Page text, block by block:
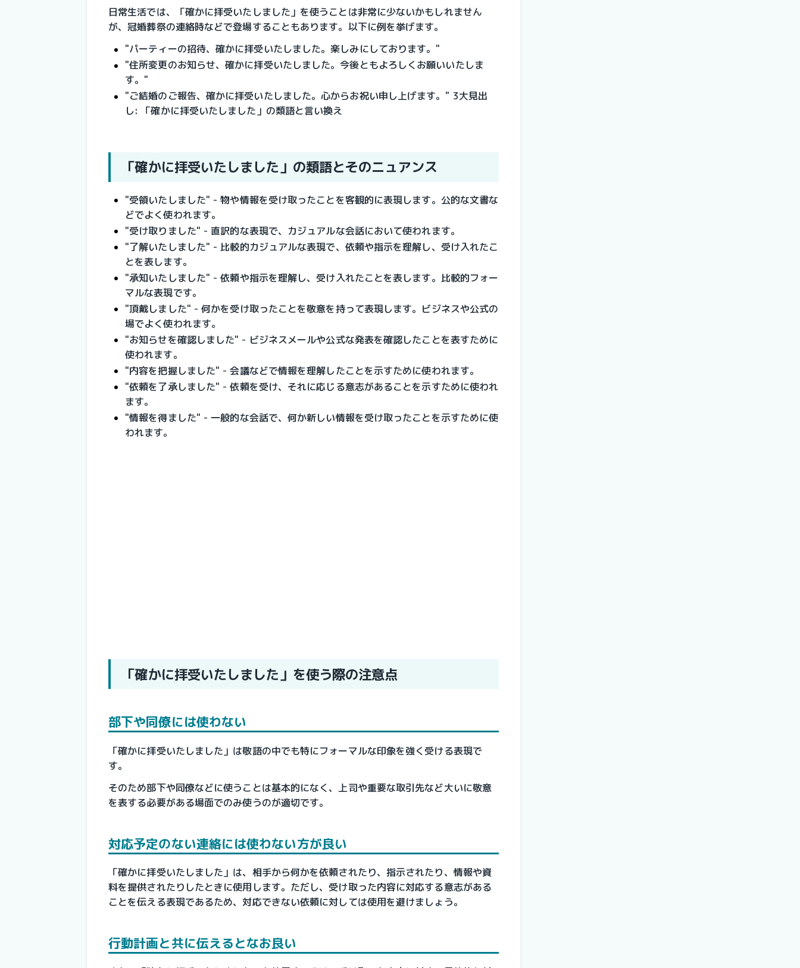
日常生活では、「確かに拝受いたしました」を使うことは非常に少ないかもしれません
が、冠婚葬祭の連絡時などで登場することもあります。以下に例を挙げます。
"パーティーの招待、確かに拝受いたしました。楽しみにしております。"
"住所変更のお知らせ、確かに拝受いたしました。今後ともよろしくお願いいたしま
す。"
"ご結婚のご報告、確かに拝受いたしました。心からお祝い申し上げます。" 3大見出
し: 「確かに拝受いたしました」の類語と言い換え
「確かに拝受いたしました」の類語とそのニュアンス
"受領いたしました" - 物や情報を受け取ったことを客観的に表現します。公的な文書な
どでよく使われます。
"受け取りました" - 直訳的な表現で、カジュアルな会話において使われます。
"了解いたしました" - 比較的カジュアルな表現で、依頼や指示を理解し、受け入れたこ
とを表します。
"承知いたしました" - 依頼や指示を理解し、受け入れたことを表します。比較的フォー
マルな表現です。
"頂戴しました" - 何かを受け取ったことを敬意を持って表現します。ビジネスや公式の
場でよく使われます。
"お知らせを確認しました" - ビジネスメールや公式な発表を確認したことを表すために
使われます。
"内容を把握しました" - 会議などで情報を理解したことを示すために使われます。
"依頼を了承しました" - 依頼を受け、それに応じる意志があることを示すために使われ
ます。
"情報を得ました" - 一般的な会話で、何か新しい情報を受け取ったことを示すために使
われます。
「確かに拝受いたしました」を使う際の注意点
部下や同僚には使わない
「確かに拝受いたしました」は敬語の中でも特にフォーマルな印象を強く受ける表現で
す。
そのため部下や同僚などに使うことは基本的になく、上司や重要な取引先など大いに敬意
を表する必要がある場面でのみ使うのが適切です。
対応予定のない連絡には使わない方が良い
「確かに拝受いたしました」は、相手から何かを依頼されたり、指示されたり、情報や資
料を提供されたりしたときに使用します。ただし、受け取った内容に対応する意志がある
ことを伝える表現であるため、対応できない依頼に対しては使用を避けましょう。
行動計画と共に伝えるとなお良い